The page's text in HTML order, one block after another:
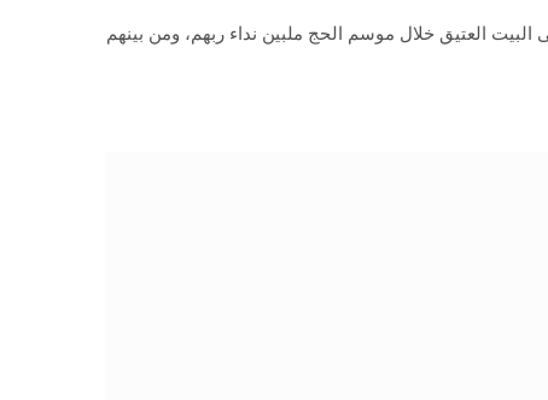
البيت العتيق خلال موسم الحج ملبين نداء ربهم، ومن بينهم